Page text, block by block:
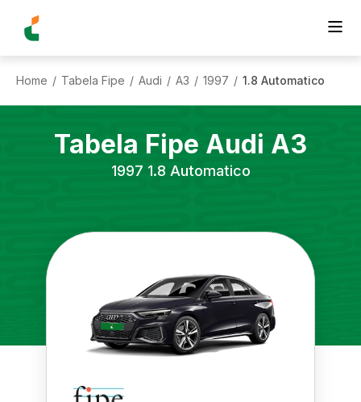
Home / Tabela Fipe / Audi / A3 / 1997 / 1.8 Automatico
Tabela Fipe Audi A3
1997 1.8 Automatico